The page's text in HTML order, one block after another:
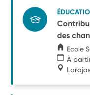
des
Ecole
À